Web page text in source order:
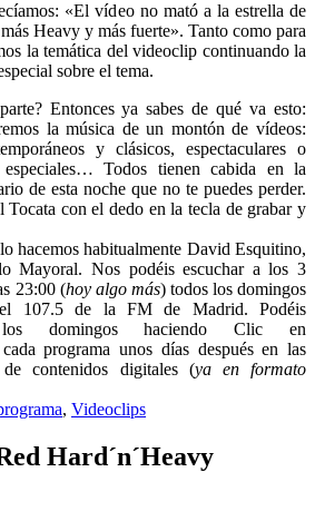
«El vídeo no mató a la estrella de
Heavy y más fuerte». Tanto como para
la temática del videoclip continuando la
sobre el tema.
Entonces ya sabes de qué va esto:
la música de un montón de vídeos:
y clásicos, espectaculares o
especiales… Todos tienen cabida en la
de esta noche que no te puedes perder.
Tocata con el dedo en la tecla de grabar y
hacemos habitualmente David Esquitino,
Mayoral. Nos podéis escuchar a los 3
23:00 (hoy algo más) todos los domingos
107.5 de la FM de Madrid. Podéis
los domingos haciendo Clic en
programa unos días después en las
de contenidos digitales (ya en formato
, Videoclips
Hard´n´Heavy